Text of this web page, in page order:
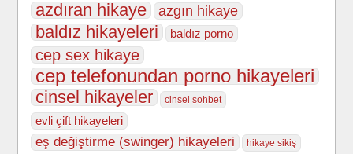
azdıran hikaye azgın hikaye
baldız hikayeleri baldız porno
cep sex hikaye
cep telefonundan porno hikayeleri
cinsel hikayeler cinsel sohbet
evli çift hikayeleri
eş değiştirme (swinger) hikayeleri hikaye sikiş